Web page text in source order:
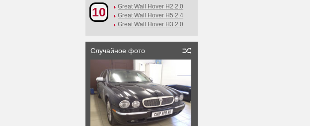
10
Great Wall Hover H2 2.0
Great Wall Hover H5 2.4
Great Wall Hover H3 2.0
Случайное фото